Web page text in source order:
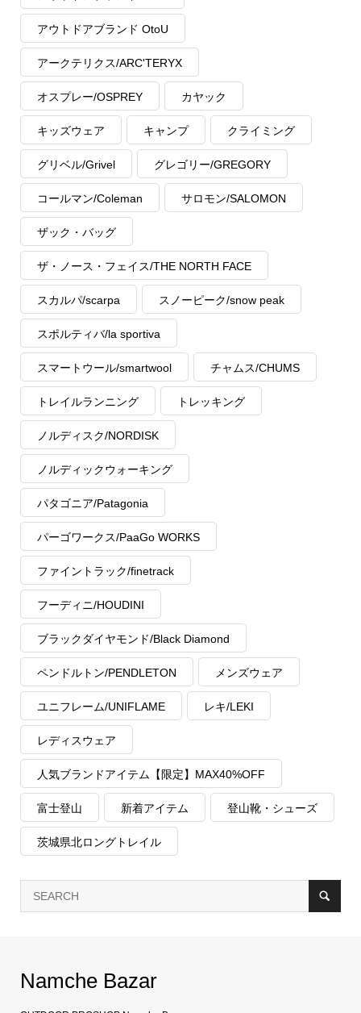
アウトドアブランド OtoU
アークテリクス/ARC'TERYX
オスプレー/OSPREY カヤック
キッズウェア キャンプ クライミング
グリベル/Grivel グレゴリー/GREGORY
コールマン/Coleman サロモン/SALOMON
ザック・バッグ
ザ・ノース・フェイス/THE NORTH FACE
スカルパ/scarpa スノーピーク/snow peak
スポルティバ/la sportiva
スマートウール/smartwool チャムス/CHUMS
トレイルランニング トレッキング
ノルディスク/NORDISK
ノルディックウォーキング
パタゴニア/Patagonia
パーゴワークス/PaaGo WORKS
ファイントラック/finetrack
フーディニ/HOUDINI
ブラックダイヤモンド/Black Diamond
ペンドルトン/PENDLETON メンズウェア
ユニフレーム/UNIFLAME レキ/LEKI
レディスウェア
人気ブランドアイテム【限定】MAX40%OFF
富士登山 新着アイテム 登山靴・シューズ
茨城県北ロングトレイル
Namche Bazar